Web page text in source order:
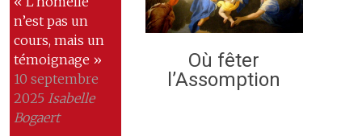
n’est pas un
cours, mais un
témoignage »
10 septembre
2025 Isabelle
Bogaert
Où fêter
l’Assomption